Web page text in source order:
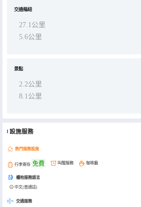
交通樞紐
27.1公里
5.6公里
景點
2.2公里
8.1公里
設施服務
熱門服務設施
行李寄存 免費 叫醒服務 咖啡廳
櫃枱服務語言
中文(普通話)
交通服務